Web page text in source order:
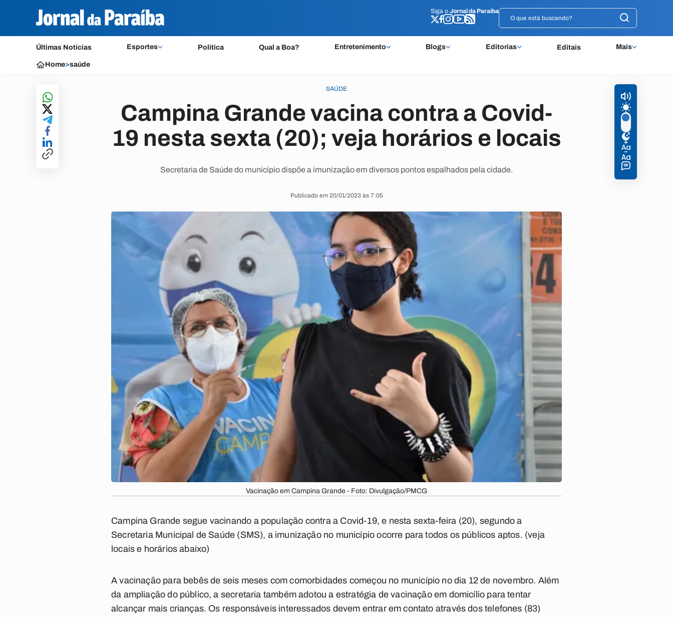
Siga o Jornal da Paraíba
Últimas Notícias Esportes Política Qual a Boa? Entretenimento Blogs Editorias Editais Mais
Siga o Jornal da Paraíba
Home>saúde
SAÚDE
Campina Grande vacina contra a Covid-
19 nesta sexta (20); veja horários e locais
Secretaria de Saúde do município dispõe a imunização em diversos pontos espalhados pela cidade.
Publicado em 20/01/2023 às 7:05
Vacinação em Campina Grande - Foto: Divulgação/PMCG
Campina Grande segue vacinando a população contra a Covid-19, e nesta sexta-feira (20), segundo a
Secretaria Municipal de Saúde (SMS), a imunização no município ocorre para todos os públicos aptos. (veja
locais e horários abaixo)
A vacinação para bebês de seis meses com comorbidades começou no município no dia 12 de novembro. Além
da ampliação do público, a secretaria também adotou a estratégia de vacinação em domicílio para tentar
alcançar mais crianças. Os responsáveis interessados devem entrar em contato através dos telefones (83)